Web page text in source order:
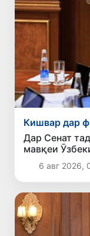
Кишвар дар
Дар Сенат
мавқеи
индексҳои
6 авг 2026,